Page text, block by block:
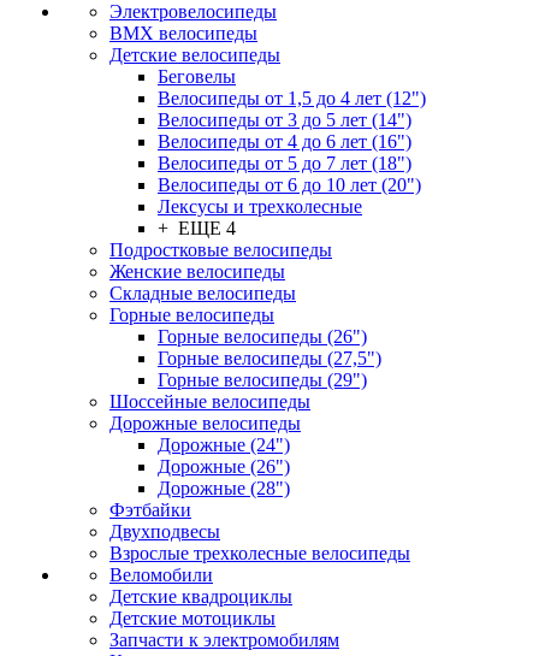
Электровелосипеды
BMX велосипеды
Детские велосипеды
Беговелы
Велосипеды от 1,5 до 4 лет (12")
Велосипеды от 3 до 5 лет (14")
Велосипеды от 4 до 6 лет (16")
Велосипеды от 5 до 7 лет (18")
Велосипеды от 6 до 10 лет (20")
Лексусы и трехколесные
+ ЕЩЕ 4
Подростковые велосипеды
Женские велосипеды
Складные велосипеды
Горные велосипеды
Горные велосипеды (26")
Горные велосипеды (27,5")
Горные велосипеды (29")
Шоссейные велосипеды
Дорожные велосипеды
Дорожные (24")
Дорожные (26")
Дорожные (28")
Фэтбайки
Двухподвесы
Взрослые трехколесные велосипеды
Веломобили
Детские квадроциклы
Детские мотоциклы
Запчасти к электромобилям